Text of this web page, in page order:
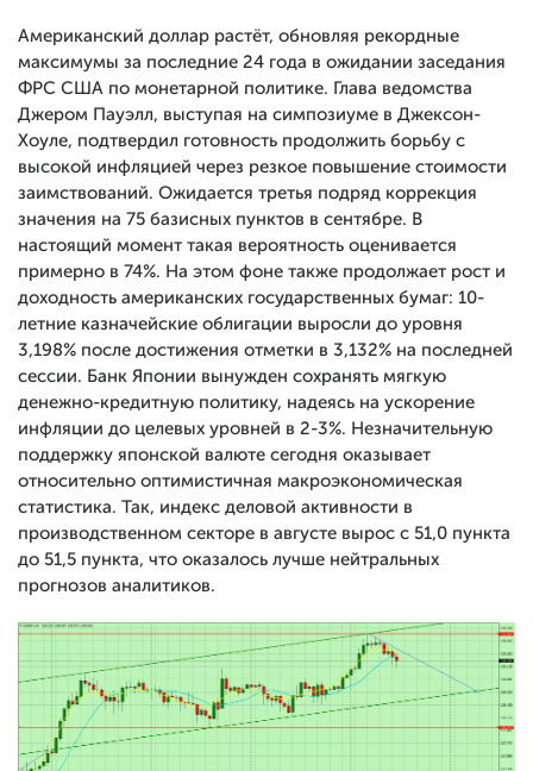
Американский доллар растёт, обновляя рекордные
максимумы за последние 24 года в ожидании заседания
ФРС США по монетарной политике. Глава ведомства
Джером Пауэлл, выступая на симпозиуме в Джексон-
Хоуле, подтвердил готовность продолжить борьбу с
высокой инфляцией через резкое повышение стоимости
заимствований. Ожидается третья подряд коррекция
значения на 75 базисных пунктов в сентябре. В
настоящий момент такая вероятность оценивается
примерно в 74%. На этом фоне также продолжает рост и
доходность американских государственных бумаг: 10-
летние казначейские облигации выросли до уровня
3,198% после достижения отметки в 3,132% на последней
сессии. Банк Японии вынужден сохранять мягкую
денежно-кредитную политику, надеясь на ускорение
инфляции до целевых уровней в 2-3%. Незначительную
поддержку японской валюте сегодня оказывает
относительно оптимистичная макроэкономическая
статистика. Так, индекс деловой активности в
производственном секторе в августе вырос с 51,0 пункта
до 51,5 пункта, что оказалось лучше нейтральных
прогнозов аналитиков.